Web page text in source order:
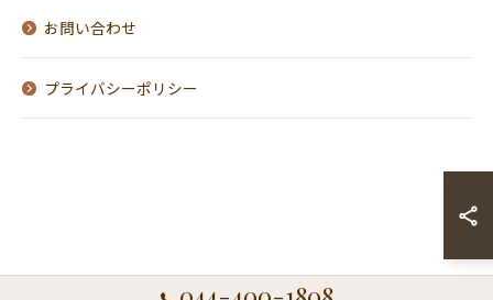
お問い合わせ
プライバシーポリシー